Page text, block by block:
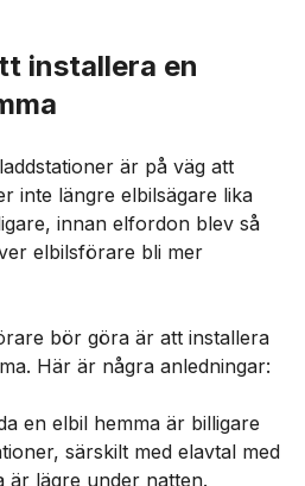
installera en
är på väg att
inte längre elbilsägare lika
innan elfordon blev så
elbilsförare bli mer
bör göra är att installera
Här är några anledningar:
en elbil hemma är billigare
särskilt med elavtal med
är lägre under natten.